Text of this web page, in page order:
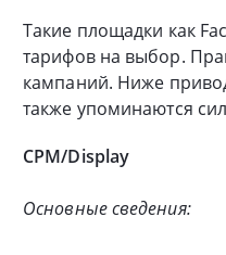
Такие площадки как
тарифов на выбор.
кампаний. Ниже
также упоминаются
CPM/Display
Основные сведения: